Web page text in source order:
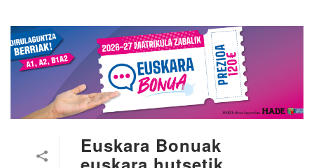
Euskara Bonuak